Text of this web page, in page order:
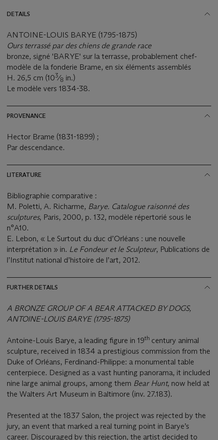
DETAILS
ANTOINE-LOUIS BARYE (1795-1875)
Ours terrassé par des chiens de grande race
bronze, signé 'BARYE' sur la terrasse, probablement chef-
modèle de la fonderie Brame, en six éléments assemblés
H. 26,5 cm (103⁄8 in.)
Le modèle vers 1834-38.
PROVENANCE
Hector Brame (1831-1899) ;
Par descendance.
LITERATURE
Bibliographie comparative :
M. Poletti, A. Richarme, Barye. Catalogue raisonné des
sculptures, Paris, 2000, p. 132, modèle répertorié sous le
n°A10.
E. Lebon, « Le Surtout du duc d’Orléans : une nouvelle
interprétation » in. Le Fondeur et le Sculpteur, Publications de
l’Institut national d’histoire de l’art, 2012.
FURTHER DETAILS
A BRONZE GROUP OF A BEAR ATTACKED BY DOGS,
ANTOINE-LOUIS BARYE (1795-1875)
Antoine-Louis Barye, a leading figure in 19th century animal
sculpture, received in 1834 a prestigious commission from the
Duke of Orléans, Ferdinand-Philippe: a monumental table
centerpiece. Designed as a vast hunting panorama, it included
nine large animal groups, among them Bear Hunt, now held at
the Walters Art Museum in Baltimore (inv. 27.183).
Presented at the 1837 Salon, the project was rejected by the
jury, an event that marked a real turning point in Barye’s
career. Discouraged by this rejection, the artist decided to